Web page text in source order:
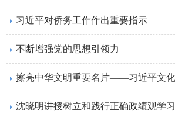
习近平对侨务工作作出重要指示
不断增强党的思想引领力
擦亮中华文明重要名片——习近平文
沈晓明讲授树立和践行正确政绩观学